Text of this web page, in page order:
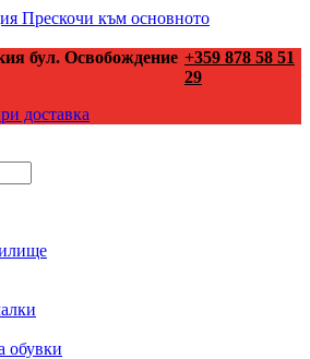
Прескочи към основното
бул. Освобождение +359 878 58 51
29
доставка
обувки